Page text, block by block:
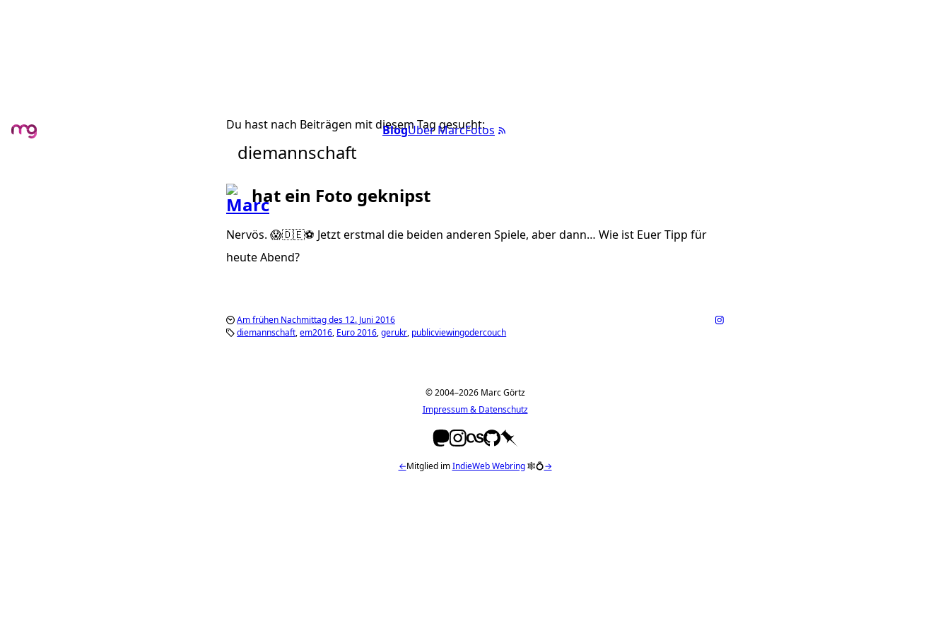
BlogÜber MarcFotos
Du hast nach Beiträgen mit diesem Tag gesucht:
diemannschaft
hat ein Foto geknipst
Nervös. 😱🇩🇪⚽️ Jetzt erstmal die beiden anderen Spiele, aber dann… Wie ist Euer Tipp für
heute Abend?
Am frühen Nachmittag des 12. Juni 2016
diemannschaft em2016 Euro 2016 gerukr publicviewingodercouch
© 2004–2026 Marc Görtz
Impressum & Datenschutz
←Mitglied imIndieWeb Webring🕸💍→